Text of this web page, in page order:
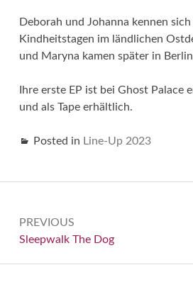
Deborah und Johanna kennen
Kindheitstagen im ländlichen
und Maryna kamen später in
Ihre erste EP ist bei Ghost Palace
und als Tape erhältlich.
Posted in Line-Up 2023
PREVIOUS
Previous:
Sleepwalk The Dog